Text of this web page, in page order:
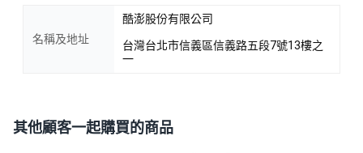
名稱及地址
酷澎股份有限公司
台灣台北市信義區信義路五段7號13樓之
一
其他顧客一起購買的商品